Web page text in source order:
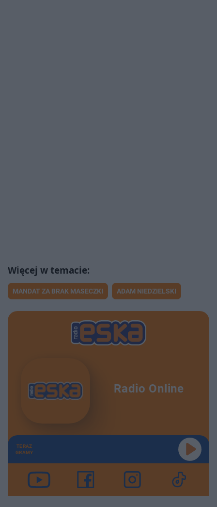
MANDAT ZA BRAK MASECZKI ADAM NIEDZIELSKI
Radio Online
TERAZ
GRAMY